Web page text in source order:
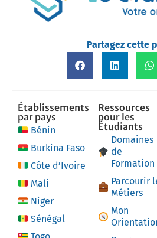
Partagez cette
Établissements
par pays
Bénin
Burkina Faso
Côte d’Ivoire
Mali
Niger
Sénégal
Ressources
pour les
Étudiants
Domaines
de
Formation
Parcourir
Métiers
Mon